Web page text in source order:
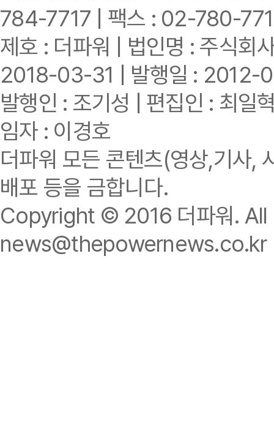
784-7717 | 팩스 : 02-780-
제호 : 더파워 | 법인명 : 주식회
2018-03-31 | 발행일 : 2012-
발행인 : 조기성 | 편집인 : 최일
임자 : 이경호
더파워 모든 콘텐츠(영상,기사,
배포 등을 금합니다.
Copyright © 2016 더파워.
news@thepowernews.co.kr